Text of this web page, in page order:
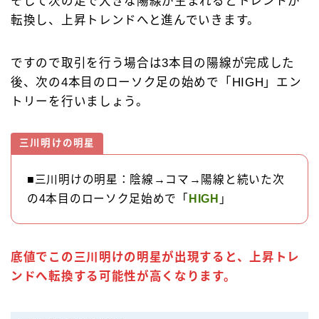
転換し、上昇トレンドへと進んでいきます。
ですので取引を行う場合は3本目の陽線が完成した
後、次の4本目のローソク足の始めで「HIGH」エン
トリーを行いましょう。
三川明けの明星
■三川明けの明星：陰線→コマ→陽線と続いた次
の4本目のローソク足始めで「 HIGH 」
底値でこの三川明けの明星が出現すると、上昇トレ
ンドへ転換する可能性が高くなります。